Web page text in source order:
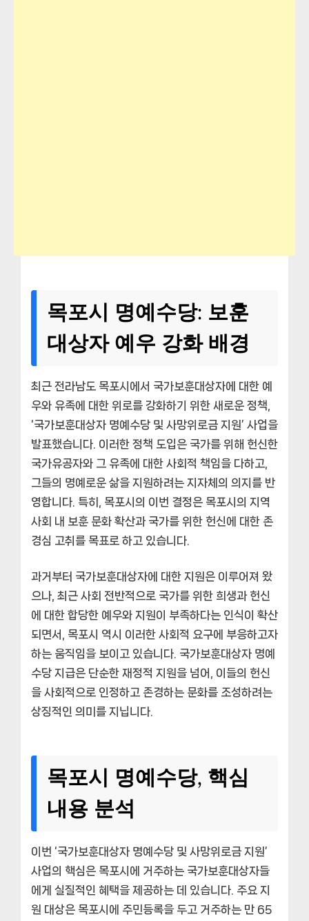
목포시 명예수당: 보훈
대상자 예우 강화 배경
최근 전라남도 목포시에서 국가보훈대상자에 대한 예
우와 유족에 대한 위로를 강화하기 위한 새로운 정책,
‘국가보훈대상자 명예수당 및 사망위로금 지원’ 사업을
발표했습니다. 이러한 정책 도입은 국가를 위해 헌신한
국가유공자와 그 유족에 대한 사회적 책임을 다하고,
그들의 명예로운 삶을 지원하려는 지자체의 의지를 반
영합니다. 특히, 목포시의 이번 결정은 목포시 의 지역
사회 내 보훈 문화 확산과 국가를 위한 헌신에 대한 존
경심 고취를 목표로 하고 있습니다.
과거부터 국가보훈대상자에 대한 지원은 이루어져 왔
으나, 최근 사회 전반적으로 국가를 위한 희생과 헌신
에 대한 합당한 예우와 지원이 부족하다는 인식이 확산
되면서, 목포시 역시 이러한 사회적 요구에 부응하고자
하는 움직임을 보이고 있습니다. 국가보훈대상자 명예
수당 지급은 단순한 재정적 지원을 넘어, 이들의 헌신
을 사회적으로 인정하고 존경하는 문화를 조성하려는
상징적인 의미를 지닙니다.
목포시 명예수당, 핵심
내용 분석
이번 ‘국가보훈대상자 명예수당 및 사망위로금 지원’
사업의 핵심은 목포시에 거주하는 국가보훈대상자들
에게 실질적인 혜택을 제공하는 데 있습니다. 주요 지
원 대상은 목포시 에 주민등록을 두고 거주하는 만 65